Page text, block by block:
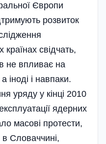
Європи
розвиток
свідчать,
не впливає на
іноді і навпаки.
уряду у кінці 2010
ядерних
масові протести,
в Словаччині,